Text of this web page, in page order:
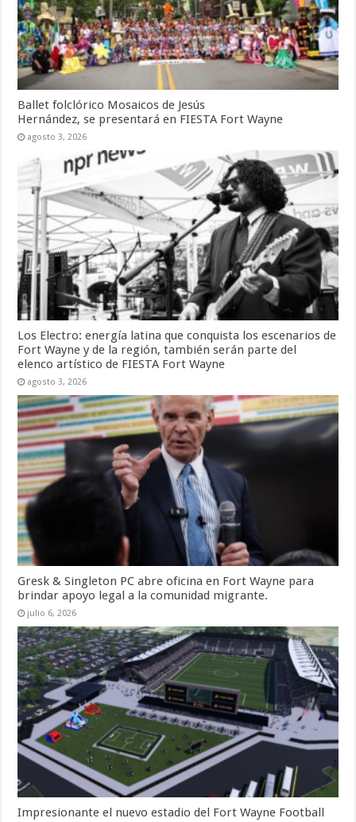
Ballet folclórico Mosaicos de Jesús
Hernández, se presentará en FIESTA Fort Wayne
agosto 3, 2026
Los Electro: energía latina que conquista los escenarios de
Fort Wayne y de la región, también serán parte del
elenco artístico de FIESTA Fort Wayne
agosto 3, 2026
Gresk & Singleton PC abre oficina en Fort Wayne para
brindar apoyo legal a la comunidad migrante.
julio 6, 2026
Impresionante el nuevo estadio del Fort Wayne Football